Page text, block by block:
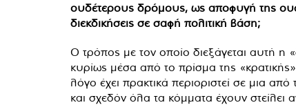
ουδέτερους δρόμους, ως αποφυγή της
διεκδικήσεις σε σαφή πολιτική βάση;
Ο τρόπος με τον οποίο διεξάγεται αυτή η
κυρίως μέσα από το πρίσμα της
λόγο έχει πρακτικά περιοριστεί σε μια από
και σχεδόν όλα τα κόμματα έχουν στείλει